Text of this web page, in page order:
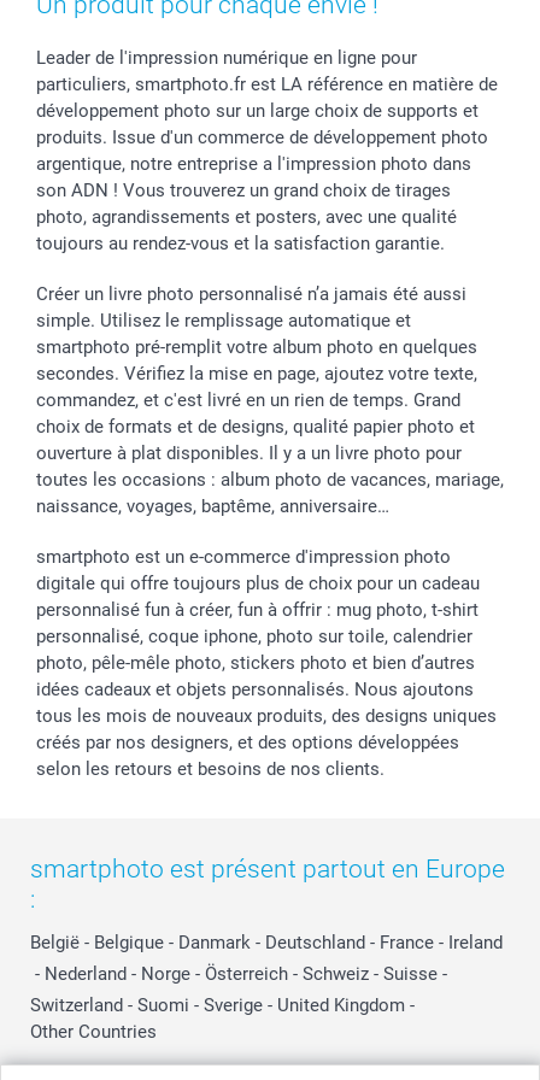
Cadres photo & accessoires déco
Dénicheur d'idées cadeau
Communion
Baptême
Toussaint
Rentrée des classes
Saint-Valentin
Vacances
Vie privée
Gestion des cookies
Tarifs
Partenariats & Influence
Investisseurs
smartfriends
Livraison
Modes de paiement
Grandes quantités
Statut de ma commande
Leader de l'impression numérique en ligne pour
particuliers, smartphoto.fr est LA référence en matière de
développement photo sur un large choix de supports et
produits. Issue d'un commerce de développement photo
argentique, notre entreprise a l'impression photo dans
son ADN ! Vous trouverez un grand choix de tirages
photo, agrandissements et posters, avec une qualité
toujours au rendez-vous et la satisfaction garantie.
Créer un livre photo personnalisé n’a jamais été aussi
simple. Utilisez le remplissage automatique et
smartphoto pré-remplit votre album photo en quelques
secondes. Vérifiez la mise en page, ajoutez votre texte,
commandez, et c'est livré en un rien de temps. Grand
choix de formats et de designs, qualité papier photo et
ouverture à plat disponibles. Il y a un livre photo pour
toutes les occasions : album photo de vacances, mariage,
naissance, voyages, baptême, anniversaire…
smartphoto est un e-commerce d'impression photo
digitale qui offre toujours plus de choix pour un cadeau
personnalisé fun à créer, fun à offrir : mug photo, t-shirt
personnalisé, coque iphone, photo sur toile, calendrier
photo, pêle-mêle photo, stickers photo et bien d’autres
idées cadeaux et objets personnalisés. Nous ajoutons
tous les mois de nouveaux produits, des designs uniques
créés par nos designers, et des options développées
selon les retours et besoins de nos clients.
smartphoto est présent partout en Europe
:
België - Belgique - Danmark - Deutschland - France - Ireland
- Nederland - Norge - Österreich - Schweiz - Suisse -
Switzerland - Suomi - Sverige - United Kingdom -
Other Countries